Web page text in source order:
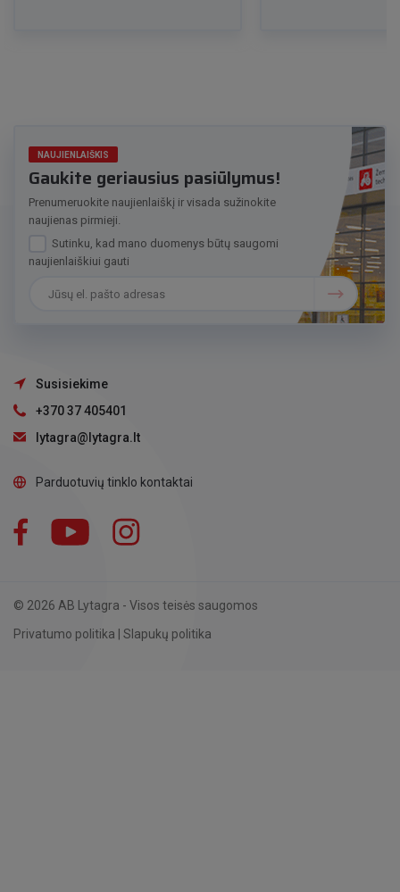
NAUJIENLAIŠKIS
Gaukite geriausius pasiūlymus!
Prenumeruokite naujienlaiškį ir visada sužinokite
naujienas pirmieji.
Sutinku, kad mano duomenys būtų saugomi
naujienlaiškiui gauti
Susisiekime
+370 37 405401
lytagra@lytagra.lt
Parduotuvių tinklo kontaktai
Facebook YouTube
© 2026 AB Lytagra - Visos teisės saugomos
Privatumo politika
Slapukų politika